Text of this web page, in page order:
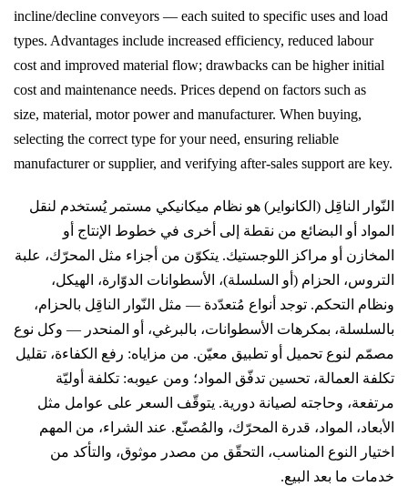
incline/decline conveyors — each suited to specific uses and load
types. Advantages include increased efficiency, reduced labour
cost and improved material flow; drawbacks can be higher initial
cost and maintenance needs. Prices depend on factors such as
size, material, motor power and manufacturer. When buying,
selecting the correct type for your need, ensuring reliable
manufacturer or supplier, and verifying after-sales support are key.
النّوار الناقِل (الكانوایر) هو نظام ميكانيكي مستمر يُستخدم لنقل
المواد أو البضائع من نقطة إلى أخرى في خطوط الإنتاج أو
المخازن أو مراكز اللوجستيك. يتكوّن من أجزاء مثل المحرّك، علبة
التروس، الحزام (أو السلسلة)، الأسطوانات الدوّارة، الهيكل،
ونظام التحكم. توجد أنواع مُتعدّدة — مثل النّوار الناقِل بالحزام،
بالسلسلة، بمكرهات الأسطوانات، بالبرغي، أو المنحدر — وكل نوع
مصمّم لنوع تحميل أو تطبيق معيّن. من مزاياه: رفع الكفاءة، تقليل
تكلفة العمالة، تحسين تدفّق المواد؛ ومن عيوبه: تكلفة أوليّة
مرتفعة، وحاجته لصيانة دورية. يتوقّف السعر على عوامل مثل
الأبعاد، المواد، قدرة المحرّك، والمُصنّع. عند الشراء، من المهم
اختيار النوع المناسب، التحقّق من مصدر موثوق، والتأكد من
خدمات ما بعد البيع.